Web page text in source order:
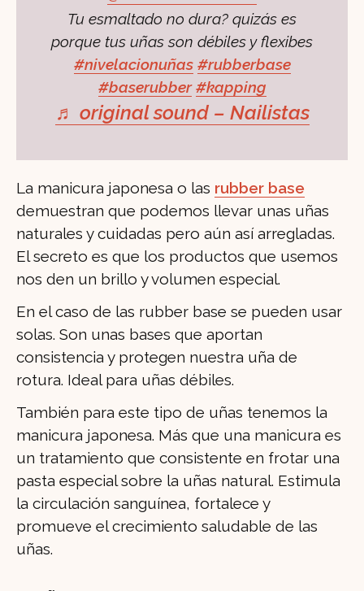
Tu esmaltado no dura? quizás es
porque tus uñas son débiles y flexibes
#nivelacionuñas #rubberbase
#baserubber #kapping
♬ original sound – Nailistas
La manicura japonesa o las rubber base
demuestran que podemos llevar unas uñas
naturales y cuidadas pero aún así arregladas.
El secreto es que los productos que usemos
nos den un brillo y volumen especial.
En el caso de las rubber base se pueden usar
solas. Son unas bases que aportan
consistencia y protegen nuestra uña de
rotura. Ideal para uñas débiles.
También para este tipo de uñas tenemos la
manicura japonesa. Más que una manicura es
un tratamiento que consistente en frotar una
pasta especial sobre la uñas natural. Estimula
la circulación sanguínea, fortalece y
promueve el crecimiento saludable de las
uñas.